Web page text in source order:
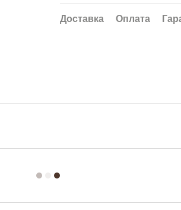
Доставка Оплата